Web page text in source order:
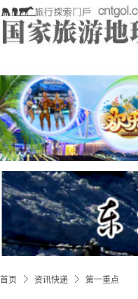
首页 资讯快递 第一重点